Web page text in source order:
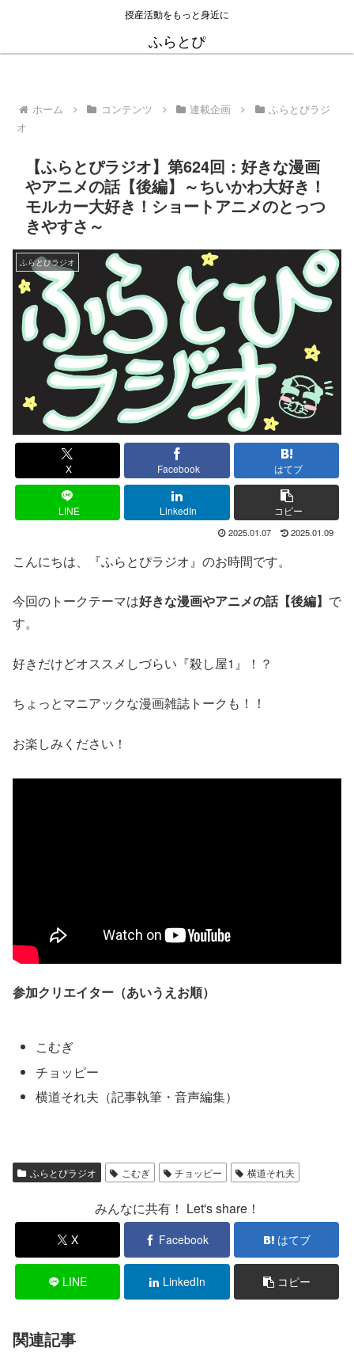
授産活動をもっと身近に
ふらとぴ
ホーム コンテンツ 連載企画
ふらとぴラジ
オ
【ふらとぴラジオ】第624回：好きな漫画
やアニメの話【後編】～ちいかわ大好き！
モルカー大好き！ショートアニメのとっつ
きやすさ～
ふらとぴラジオ
X Facebook はてブ
LINE LinkedIn コピー
2025.01.07 2025.01.09
こんにちは、『ふらとぴラジオ』のお時間です。
今回のトークテーマは好きな漫画やアニメの話【後編】 で
す。
好きだけどオススメしづらい『殺し屋1』！？
ちょっとマニアックな漫画雑誌トークも！！
お楽しみください！
参加クリエイター（あいうえお順）
こむぎ
チョッピー
横道それ夫（記事執筆・音声編集）
ふらとぴラジオ こむぎ チョッピー 横道それ夫
みんなに共有！ Let's share！
X Facebook はてブ
LINE LinkedIn コピー
関連記事